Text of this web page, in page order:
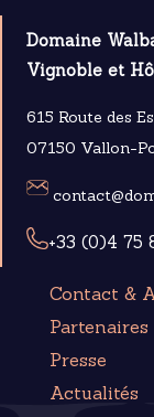
Domaine
Vignoble et
615 Route des
07150 Vallon-
+33 (0)4 75
Contact &
Partenaires
Presse
Actualités